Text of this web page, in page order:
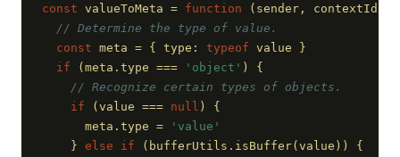
const valueToMeta = function ( sender, contextId,
// Determine the type of value.
const meta = { type : typeof value }
if (meta.type === 'object' ) {
// Recognize certain types of objects.
if (value === null ) {
      meta.type =
'value'
    }
else if (bufferUtils.isBuffer(value)) {